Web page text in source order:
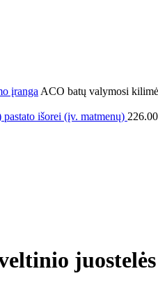
įrangaACO batų valymosi
išorei (įv. matmenų) 226.00